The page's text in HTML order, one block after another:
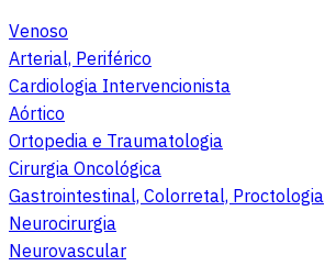
Venoso
Arterial, Periférico
Cardiologia Intervencionista
Aórtico
Ortopedia e Traumatologia
Cirurgia Oncológica
Gastrointestinal, Colorretal, Proctologia
Neurocirurgia
Neurovascular